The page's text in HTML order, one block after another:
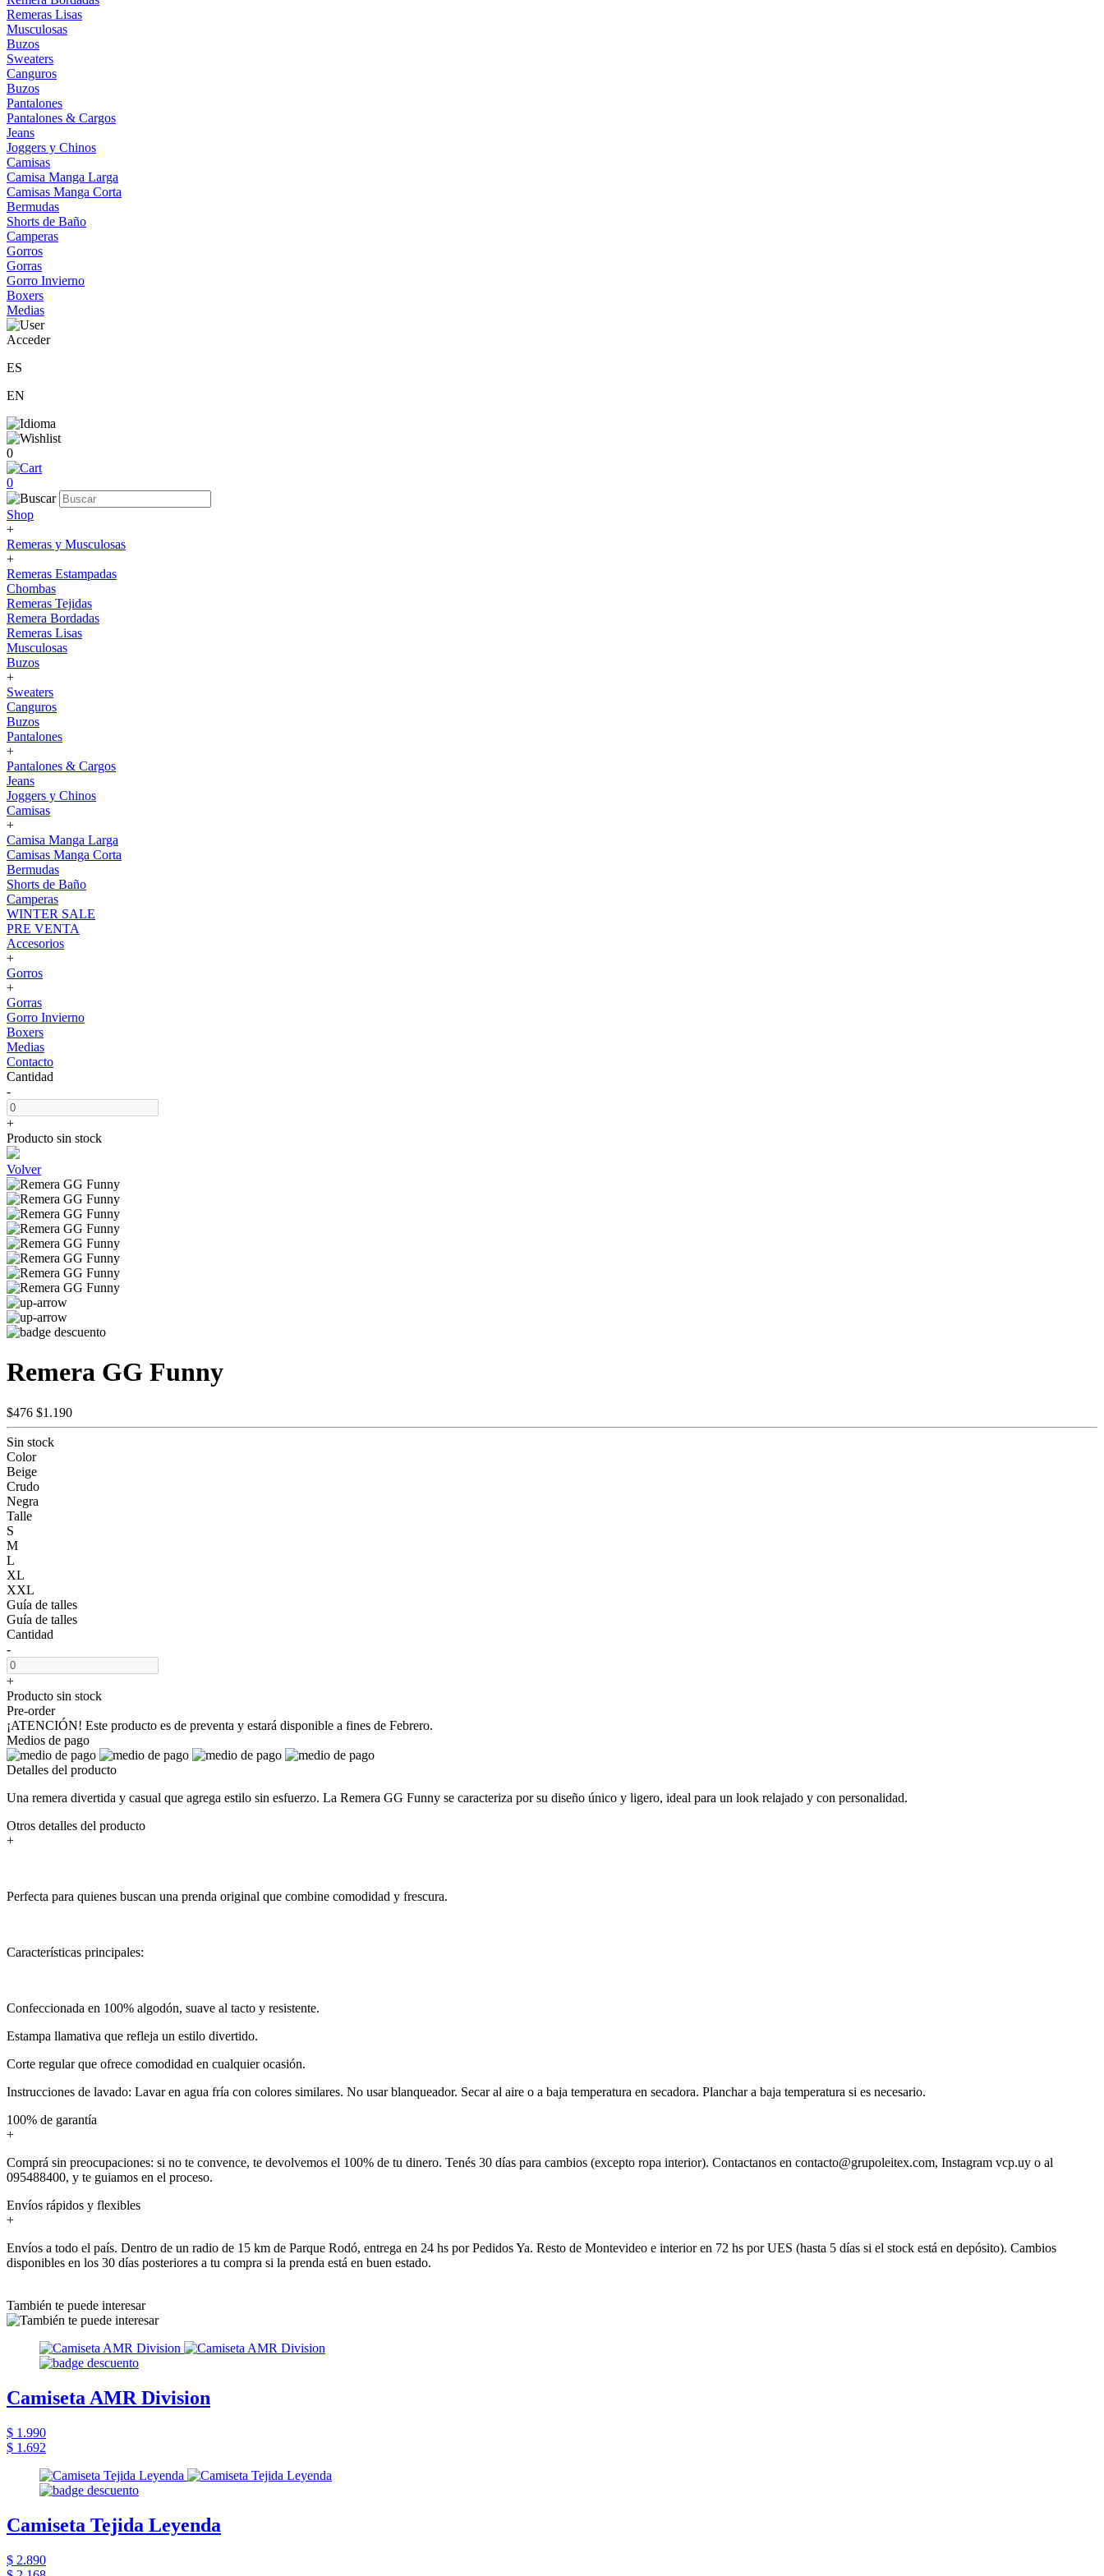
Remeras Lisas
Musculosas
Buzos
Sweaters
Canguros
Buzos
Pantalones
Pantalones & Cargos
Jeans
Joggers y Chinos
Camisas
Camisa Manga Larga
Camisas Manga Corta
Bermudas
Shorts de Baño
Camperas
Gorros
Gorras
Gorro Invierno
Boxers
Medias
Acceder
ES
EN
0
0
Shop
+
Remeras y Musculosas
+
Remeras Estampadas
Chombas
Remeras Tejidas
Remera Bordadas
Remeras Lisas
Musculosas
Buzos
+
Sweaters
Canguros
Buzos
Pantalones
+
Pantalones & Cargos
Jeans
Joggers y Chinos
Camisas
+
Camisa Manga Larga
Camisas Manga Corta
Bermudas
Shorts de Baño
Camperas
WINTER SALE
PRE VENTA
Accesorios
+
Gorros
+
Gorras
Gorro Invierno
Boxers
Medias
Contacto
Cantidad
-
+
Producto sin stock
Volver
Remera GG Funny
$476 $1.190
Sin stock
Color
Beige
Crudo
Negra
Talle
S
M
L
XL
XXL
Guía de talles
Guía de talles
Cantidad
-
+
Producto sin stock
Pre-order
¡ATENCIÓN! Este producto es de preventa y estará disponible a fines de Febrero.
Medios de pago
Detalles del producto
Una remera divertida y casual que agrega estilo sin esfuerzo. La Remera GG Funny se caracteriza por su diseño único y ligero, ideal para un look relajado y con personalidad.
Otros detalles del producto
+
Perfecta para quienes buscan una prenda original que combine comodidad y frescura.
Características principales:
Confeccionada en 100% algodón, suave al tacto y resistente.
Estampa llamativa que refleja un estilo divertido.
Corte regular que ofrece comodidad en cualquier ocasión.
Instrucciones de lavado: Lavar en agua fría con colores similares. No usar blanqueador. Secar al aire o a baja temperatura en secadora. Planchar a baja temperatura si es necesario.
100% de garantía
+
Comprá sin preocupaciones: si no te convence, te devolvemos el 100% de tu dinero. Tenés 30 días para cambios (excepto ropa interior). Contactanos en contacto@grupoleitex.com, Instagram vcp.uy o al
095488400, y te guiamos en el proceso.
Envíos rápidos y flexibles
+
Envíos a todo el país. Dentro de un radio de 15 km de Parque Rodó, entrega en 24 hs por Pedidos Ya. Resto de Montevideo e interior en 72 hs por UES (hasta 5 días si el stock está en depósito). Cambios
disponibles en los 30 días posteriores a tu compra si la prenda está en buen estado.
También te puede interesar
Camiseta AMR Division
$ 1.990
$ 1.692
Camiseta Tejida Leyenda
$ 2.890